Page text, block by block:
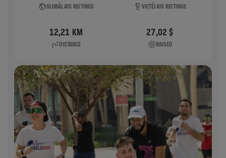
GLOBĀLAIS REITINGS VIETĒJAIS REITINGS
12,21 KM
DISTANCE
27,02 $
RAISED